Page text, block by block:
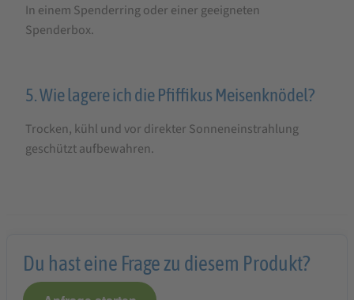
In einem Spenderring oder einer geeigneten
Spenderbox.
5. Wie lagere ich die Pfiffikus Meisenknödel?
Trocken, kühl und vor direkter Sonneneinstrahlung
geschützt aufbewahren.
Du hast eine Frage zu diesem Produkt?